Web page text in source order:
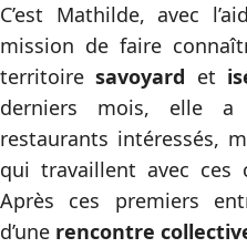
C’est Mathilde, avec
mission de faire
territoiresavoyard et
derniers mois, elle a
restaurants intéressés,
qui travaillent avec ces
Après ces premiers
d’une rencontre